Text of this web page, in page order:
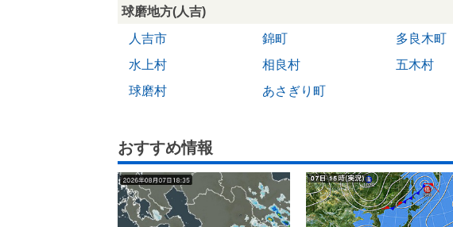
球磨地方(人吉)
人吉市
錦町 多良木町
水上村
相良村 五木村
球磨村
あさぎり町
おすすめ情報